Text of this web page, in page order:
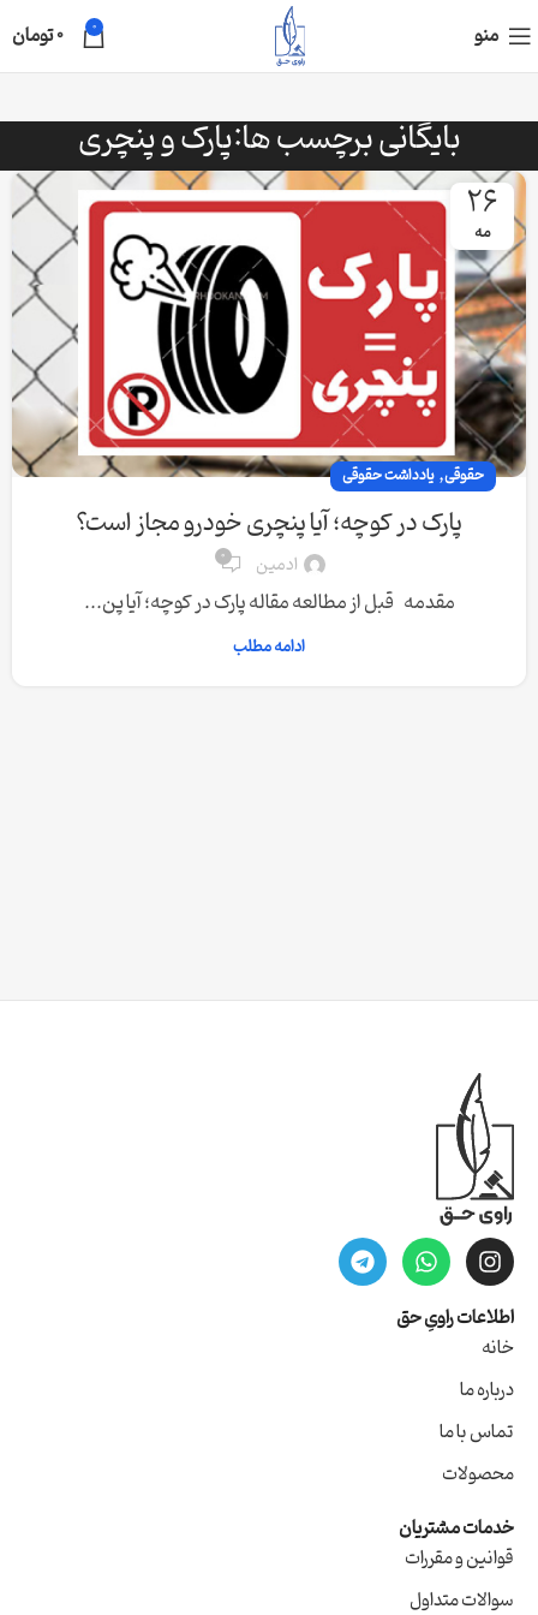
منو 0
0تومان
بایگانی برچسب ها:پارک و پنچری
26
مه
حقوقی, یادداشت حقوقی
پارک در کوچه؛ آیا پنچری خودرو مجاز است؟
ادمین 0
مقدمه قبل از مطالعه مقاله پارک در کوچه؛ آیا پن...
ادامه مطلب
اطلاعات راویِ حق
خانه
درباره ما
تماس با ما
محصولات
خدمات مشتریان
قوانین و مقررات
سوالات متداول